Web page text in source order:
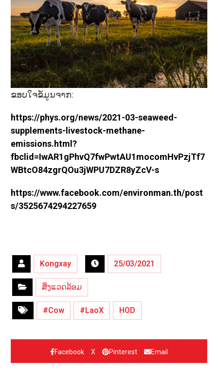
ຂອບໃຈຂໍ້ມູນຈາກ:
https://phys.org/news/2021-03-seaweed-
supplements-livestock-methane-
emissions.html?
fbclid=IwAR1gPhvQ7fwPwtAU1mocomHvPzjTf7
WBtcO84zgrQOu3jWPU7DZR8yZcV-s
https://www.facebook.com/environman.th/post
s/3525674294227659
Kongxay 25/03/2021
ສິ່ງແວດລ້ອມ
#Cow #LaoX HOD
Facebook X Pinterest Email